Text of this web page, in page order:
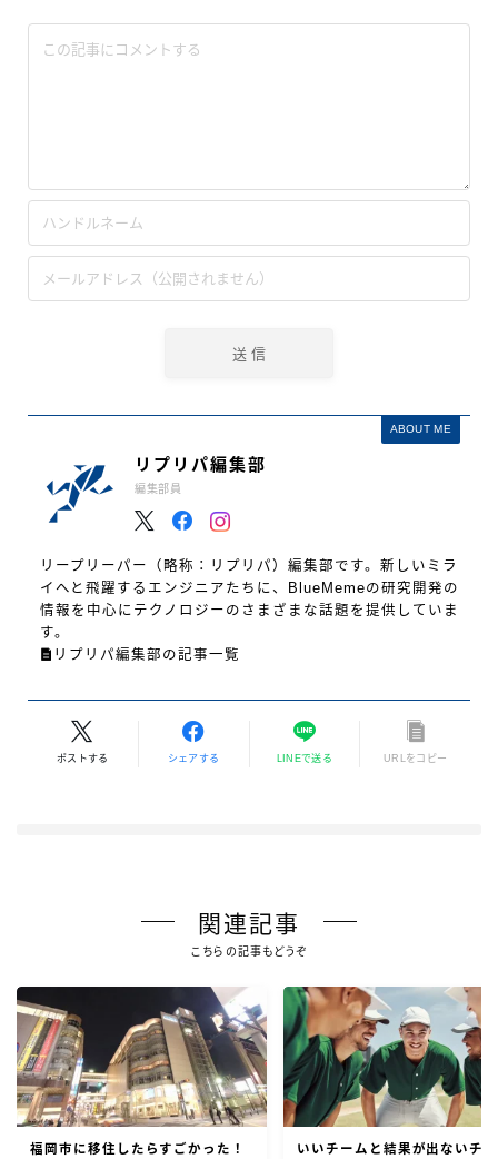
ABOUT ME
リプリパ編集部
編集部員
リープリーパー（略称：リプリパ）編集部です。新しいミラ
イへと飛躍するエンジニアたちに、BlueMemeの研究開発の
情報を中心にテクノロジーのさまざまな話題を提供していま
す。
リプリパ編集部の記事一覧
ポストする シェアする LINEで送る URLをコピー
関連記事
こちらの記事もどうぞ
福岡市に移住したらすごかった！
いいチームと結果が出ないチ